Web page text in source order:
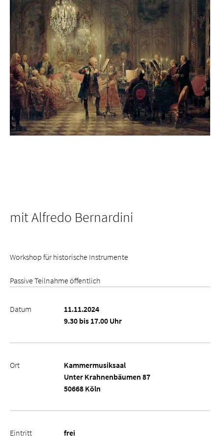
mit Alfredo Bernardini
Workshop für historische Instrumente
Passive Teilnahme öffentlich
Datum
11.11.2024
9.30 bis 17.00 Uhr
Ort
Kammermusiksaal
Unter Krahnenbäumen 87
50668 Köln
Eintritt frei